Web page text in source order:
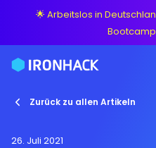
🌟 Arbeitslos in
Bootcamp
Zurück zu allen Artikeln
26. Juli 2021